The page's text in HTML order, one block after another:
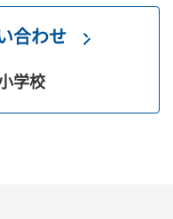
合わせ
学校